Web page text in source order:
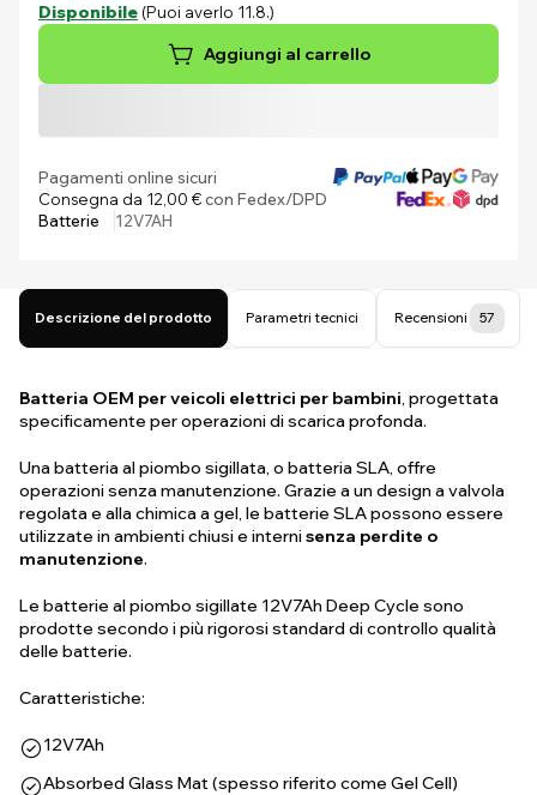
Disponibile (Puoi averlo 11.8.)
Aggiungi al carrello
Pagamenti online sicuri
Consegna da 12,00 €con Fedex/DPD
Batterie
12V7AH
Descrizione del prodotto Parametri tecnici Recensioni 57
Batteria OEM per veicoli elettrici per bambini, progettata
specificamente per operazioni di scarica profonda.
Una batteria al piombo sigillata, o batteria SLA, offre
operazioni senza manutenzione. Grazie a un design a valvola
regolata e alla chimica a gel, le batterie SLA possono essere
utilizzate in ambienti chiusi e internisenza perdite o
manutenzione.
Le batterie al piombo sigillate 12V7Ah Deep Cycle sono
prodotte secondo i più rigorosi standard di controllo qualità
delle batterie.
Caratteristiche:
12V7Ah
Absorbed Glass Mat (spesso riferito come Gel Cell)